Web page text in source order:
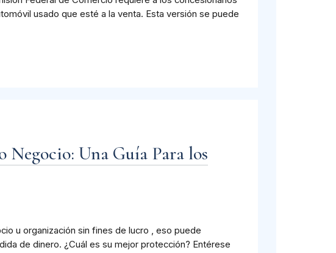
usado que esté a la venta. Esta versión se puede
Negocio: Una Guía Para los
u organización sin fines de lucro , eso puede
de dinero. ¿Cuál es su mejor protección? Entérese